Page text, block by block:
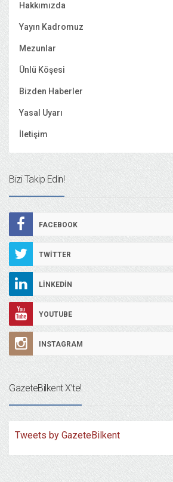
Hakkımızda
Yayın Kadromuz
Mezunlar
Ünlü Köşesi
Bizden Haberler
Yasal Uyarı
İletişim
Bizi Takip Edin!
FACEBOOK
TWITTER
LINKEDIN
YOUTUBE
INSTAGRAM
GazeteBilkent X’te!
Tweets by GazeteBilkent